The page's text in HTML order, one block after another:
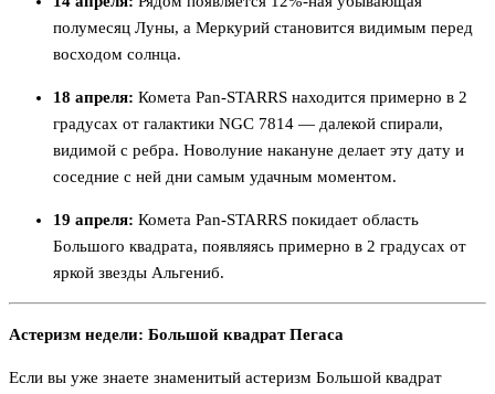
полумесяц Луны, а Меркурий становится видимым перед
восходом солнца.
18 апреля: Комета Pan-STARRS находится примерно в 2
градусах от галактики NGC 7814 — далекой спирали,
видимой с ребра. Новолуние накануне делает эту дату и
соседние с ней дни самым удачным моментом.
19 апреля: Комета Pan-STARRS покидает область
Большого квадрата, появляясь примерно в 2 градусах от
яркой звезды Альгениб.
Астеризм недели: Большой квадрат Пегаса
Если вы уже знаете знаменитый астеризм Большой квадрат